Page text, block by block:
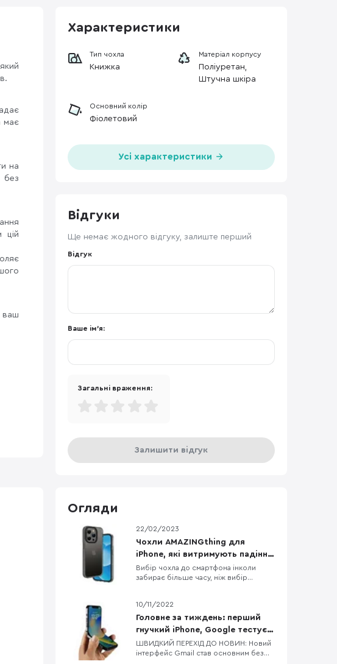
має
на
без
цій
ваш
Характеристики
Тип чохла
Книжка
Матеріал корпусу
Поліуретан,
Штучна шкіра
Основний колір
Фіолетовий
Усі характеристики
Відгуки
Ще немає жодного відгуку, залиште перший
Відгук
Ваше ім'я:
Загальні враження:
Залишити відгук
Огляди
22/02/2023
Чохли AMAZINGthing для
iPhone, які витримують падіння
з висоти до 3 метрів
Вибір чохла до смартфона інколи
забирає більше часу, ніж вибір
говорити про чохли до iPhone. Одна з
компаній, яка давно себе
зарекомендувала як виробник якісних,
довговічних та красивих аксесуарів до
iPhone — це AMAZINGthing. В них
10/11/2022
Головне за тиждень: перший
гнучкий iPhone, Google тестує
процесори для Pixel 8/8 Pro,
флагманський процесор від
ШВИДКИЙ ПЕРЕХІД ДО НОВИН: Новий
інтерфейс Gmail став основним без